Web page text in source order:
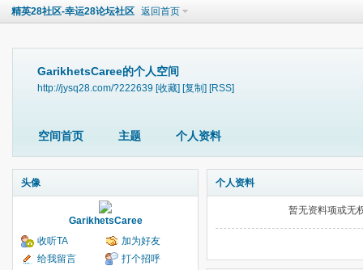
精英28社区-幸运28论坛社区 返回首页
GarikhetsCaree的个人空间
http://jysq28.com/?222639 [收藏] [复制] [RSS]
空间首页 主题 个人资料
头像
GarikhetsCaree
收听TA
加为好友
给我留言
打个招呼
个人资料
暂无资料项或无